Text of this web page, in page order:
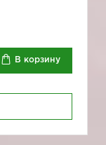
В корзину